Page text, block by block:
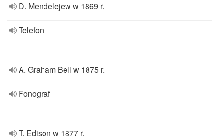
D. Mendelejew w 1869 r.
Telefon
A. Graham Bell w 1875 r.
Fonograf
T. Edison w 1877 r.